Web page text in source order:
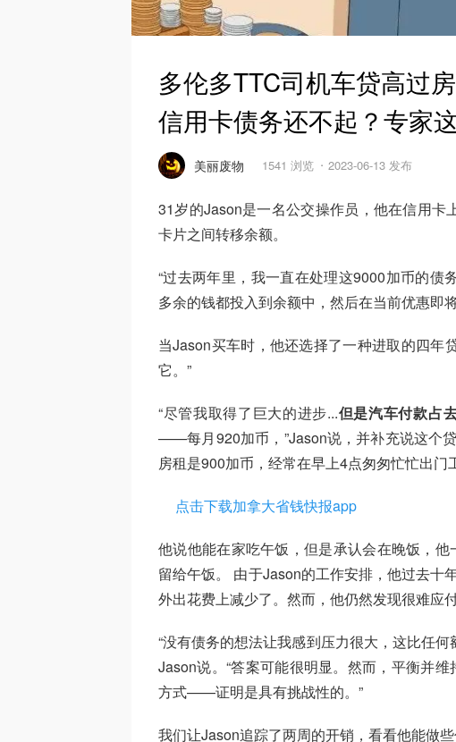
多伦多TTC司机车贷高过
信用卡债务还不起？专家
美丽废物 1541 浏览 2023-06-13 发布
31岁的Jason是一名公交操作员，他在信用
卡片之间转移余额。
“过去两年里，我一直在处理这9000加币的债
多余的钱都投入到余额中，然后在当前优惠即
当Jason买车时，他还选择了一种进取的四年
它。”
“尽管我取得了巨大的进步...但是汽车付款占
——每月920加币，”Jason说，并补充说这个
房租是900加币，经常在早上4点匆匆忙忙出门
点击下载加拿大省钱快报app
他说他能在家吃午饭，但是承认会在晚饭，
留给午饭。 由于Jason的工作安排，他过去十
外出花费上减少了。然而，他仍然发现很难应
“没有债务的想法让我感到压力很大，这比任
Jason说。“答案可能很明显。然而，平衡并
方式——证明是具有挑战性的。”
我们让Jason追踪了两周的开销，看看他能做些